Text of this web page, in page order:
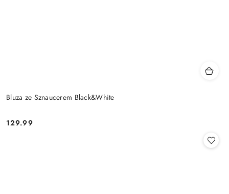
Bluza ze Sznaucerem Black&White
Cena:
129.99